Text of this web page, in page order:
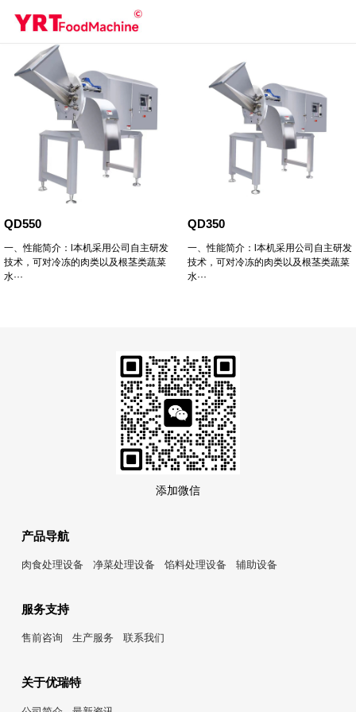
QD550
一、性能简介：l本机采用公司自主研发
技术，可对冷冻的肉类以及根茎类蔬菜
水···
QD350
一、性能简介：l本机采用公司自主研发
技术，可对冷冻的肉类以及根茎类蔬菜
水···
添加微信
产品导航
肉食处理设备 净菜处理设备 馅料处理设备 辅助设备
服务支持
售前咨询 生产服务 联系我们
关于优瑞特